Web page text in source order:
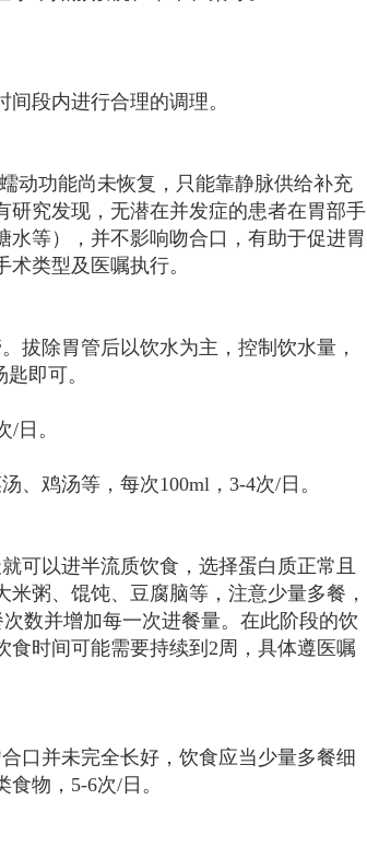
段内进行合理的调理。
动功能尚未恢复，只能靠静脉供给补充
究发现，无潜在并发症的患者在胃部手
等），并不影响吻合口，有助于促进胃
类型及医嘱执行。
拔除胃管后以饮水为主，控制饮水量，
即可。
日。
、鸡汤等，每次100ml，3-4次/日。
可以进半流质饮食，选择蛋白质正常且
粥、馄饨、豆腐脑等，注意少量多餐，
数并增加每一次进餐量。在此阶段的饮
时间可能需要持续到2周，具体遵医嘱
口并未完全长好，饮食应当少量多餐细
物，5-6次/日。